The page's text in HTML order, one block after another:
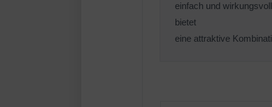
einfach und
bietet
eine attraktive